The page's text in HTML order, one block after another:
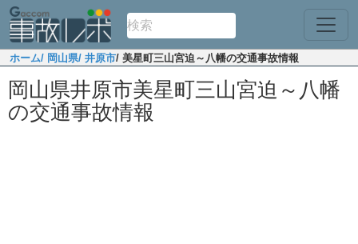
ホーム/ 岡山県/ 井原市/ 美星町三山宮迫～八幡の交通事故情報
岡山県井原市美星町三山宮迫～八幡
の交通事故情報